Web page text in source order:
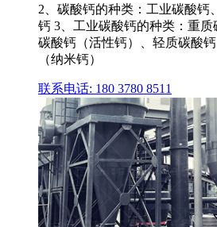
2、碳酸钙的种类：工业碳酸钙
钙 3、工业碳酸钙的种类：重
碳酸钙（活性钙）、轻质碳酸
（纳米钙）
联系电话: 180 3780 8511